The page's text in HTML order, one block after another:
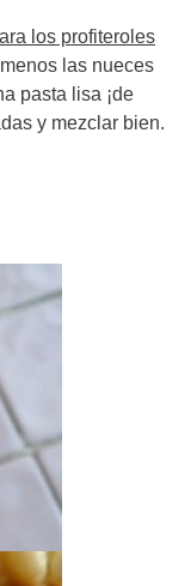
los profiteroles
las nueces
pasta lisa ¡de
y mezclar bien.